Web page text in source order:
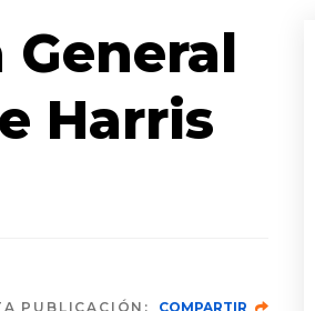
Harris
PUBLICACIÓN: COMPARTIR